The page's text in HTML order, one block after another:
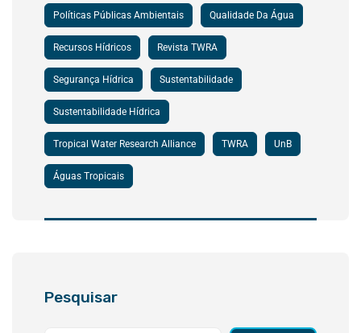
Políticas Públicas Ambientais Qualidade Da Água
Recursos Hídricos Revista TWRA
Segurança Hídrica Sustentabilidade
Sustentabilidade Hídrica
Tropical Water Research Alliance TWRA UnB
Águas Tropicais
Pesquisar